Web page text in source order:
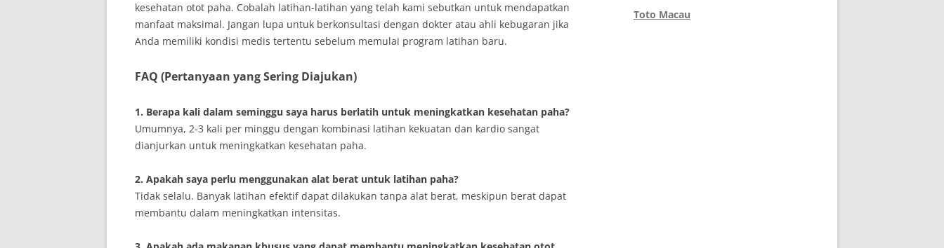
kesehatan otot paha. Cobalah latihan-latihan yang telah kami sebutkan untuk mendapatkan
manfaat maksimal. Jangan lupa untuk berkonsultasi dengan dokter atau ahli kebugaran jika
Anda memiliki kondisi medis tertentu sebelum memulai program latihan baru.
FAQ (Pertanyaan yang Sering Diajukan)
1. Berapa kali dalam seminggu saya harus berlatih untuk meningkatkan kesehatan paha?
Umumnya, 2-3 kali per minggu dengan kombinasi latihan kekuatan dan kardio sangat
dianjurkan untuk meningkatkan kesehatan paha.
2. Apakah saya perlu menggunakan alat berat untuk latihan paha?
Tidak selalu. Banyak latihan efektif dapat dilakukan tanpa alat berat, meskipun berat dapat
membantu dalam meningkatkan intensitas.
Toto Macau